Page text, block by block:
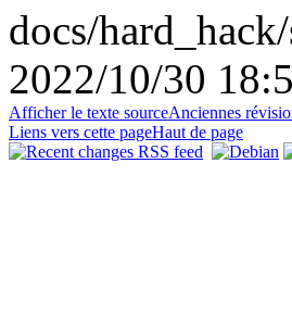
docs/
2022/10/30
Afficher le texte sourceAnciennes
Liens vers cette pageHaut de page